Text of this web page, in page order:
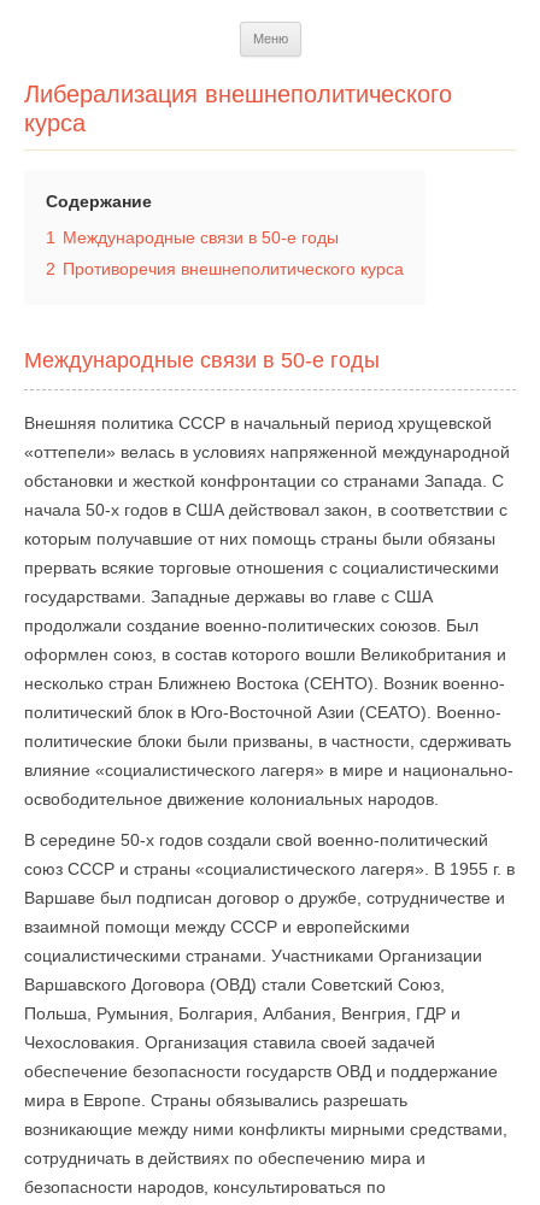
Меню
Либерализация внешнеполитического
курса
Содержание
1
Международные связи в 50-е годы
2 Противоречия внешнеполитического курса
Международные связи в 50-е годы
Внешняя политика СССР в начальный период хрущевской
«оттепели» велась в условиях напряженной международной
обстановки и жесткой конфронтации со странами Запада. С
начала 50-х годов в США действовал закон, в соответствии с
которым получавшие от них помощь страны были обязаны
прервать всякие торговые отношения с социалистическими
государствами. Западные державы во главе с США
продолжали создание военно-политических союзов. Был
оформлен союз, в состав которого вошли Великобритания и
несколько стран Ближнею Востока (СЕНТО). Возник военно-
политический блок в Юго-Восточной Азии (СЕАТО). Военно-
политические блоки были призваны, в частности, сдерживать
влияние «социалистического лагеря» в мире и национально-
освободительное движение колониальных народов.
В середине 50-х годов создали свой военно-политический
союз СССР и страны «социалистического лагеря». В 1955 г. в
Варшаве был подписан договор о дружбе, сотрудничестве и
взаимной помощи между СССР и европейскими
социалистическими странами. Участниками Организации
Варшавского Договора (ОВД) стали Советский Союз,
Польша, Румыния, Болгария, Албания, Венгрия, ГДР и
Чехословакия. Организация ставила своей задачей
обеспечение безопасности государств ОВД и поддержание
мира в Европе. Страны обязывались разрешать
возникающие между ними конфликты мирными средствами,
сотрудничать в действиях по обеспечению мира и
безопасности народов, консультироваться по